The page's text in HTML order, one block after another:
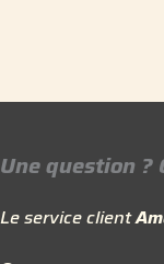
Une question ?
Le service client